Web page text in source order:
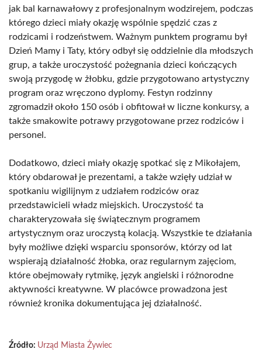
jak bal karnawałowy z profesjonalnym wodzirejem, podczas
którego dzieci miały okazję wspólnie spędzić czas z
rodzicami i rodzeństwem. Ważnym punktem programu był
Dzień Mamy i Taty, który odbył się oddzielnie dla młodszych
grup, a także uroczystość pożegnania dzieci kończących
swoją przygodę w żłobku, gdzie przygotowano artystyczny
program oraz wręczono dyplomy. Festyn rodzinny
zgromadził około 150 osób i obfitował w liczne konkursy, a
także smakowite potrawy przygotowane przez rodziców i
personel.
Dodatkowo, dzieci miały okazję spotkać się z Mikołajem,
który obdarował je prezentami, a także wzięły udział w
spotkaniu wigilijnym z udziałem rodziców oraz
przedstawicieli władz miejskich. Uroczystość ta
charakteryzowała się świątecznym programem
artystycznym oraz uroczystą kolacją. Wszystkie te działania
były możliwe dzięki wsparciu sponsorów, którzy od lat
wspierają działalność żłobka, oraz regularnym zajęciom,
które obejmowały rytmikę, język angielski i różnorodne
aktywności kreatywne. W placówce prowadzona jest
również kronika dokumentująca jej działalność.
Źródło: Urząd Miasta Żywiec